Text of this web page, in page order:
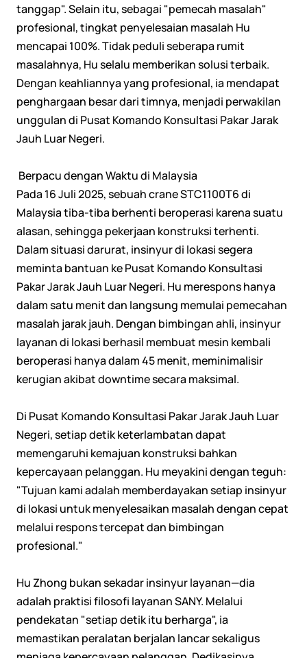
tanggap". Selain itu, sebagai "pemecah masalah"
profesional, tingkat penyelesaian masalah Hu
mencapai 100%. Tidak peduli seberapa rumit
masalahnya, Hu selalu memberikan solusi terbaik.
Dengan keahliannya yang profesional, ia mendapat
penghargaan besar dari timnya, menjadi perwakilan
unggulan di Pusat Komando Konsultasi Pakar Jarak
Jauh Luar Negeri.
Berpacu dengan Waktu di Malaysia
Pada 16 Juli 2025, sebuah crane STC1100T6 di
Malaysia tiba-tiba berhenti beroperasi karena suatu
alasan, sehingga pekerjaan konstruksi terhenti.
Dalam situasi darurat, insinyur di lokasi segera
meminta bantuan ke Pusat Komando Konsultasi
Pakar Jarak Jauh Luar Negeri. Hu merespons hanya
dalam satu menit dan langsung memulai pemecahan
masalah jarak jauh. Dengan bimbingan ahli, insinyur
layanan di lokasi berhasil membuat mesin kembali
beroperasi hanya dalam 45 menit, meminimalisir
kerugian akibat downtime secara maksimal.
Di Pusat Komando Konsultasi Pakar Jarak Jauh Luar
Negeri, setiap detik keterlambatan dapat
memengaruhi kemajuan konstruksi bahkan
kepercayaan pelanggan. Hu meyakini dengan teguh:
"Tujuan kami adalah memberdayakan setiap insinyur
di lokasi untuk menyelesaikan masalah dengan cepat
melalui respons tercepat dan bimbingan
profesional."
Hu Zhong bukan sekadar insinyur layanan—dia
adalah praktisi filosofi layanan SANY. Melalui
pendekatan "setiap detik itu berharga", ia
memastikan peralatan berjalan lancar sekaligus